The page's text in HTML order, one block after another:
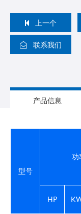
上一个
联系我们
产品信息
型号
功
HP